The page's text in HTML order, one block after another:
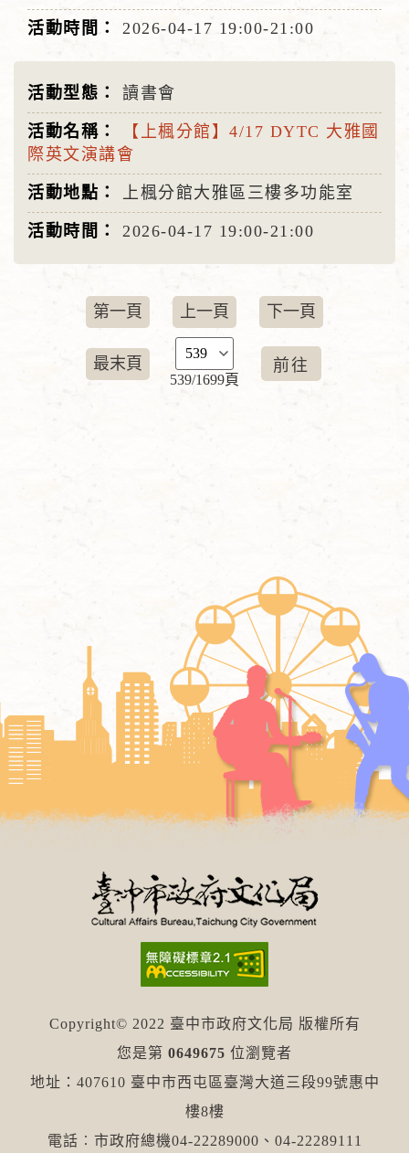
2026-04-17 19:00-21:00
讀書會
【上楓分館】4/17 DYTC 大雅國
際英文演講會
上楓分館大雅區三樓多功能室
2026-04-17 19:00-21:00
第一頁 上一頁 下一頁
最末頁
539/1699頁
Copyright© 2022 臺中市政府文化局 版權所有
您是第 0649675 位瀏覽者
地址：407610 臺中市西屯區臺灣大道三段99號惠中
樓8樓
電話︰市政府總機04-22289000、04-22289111